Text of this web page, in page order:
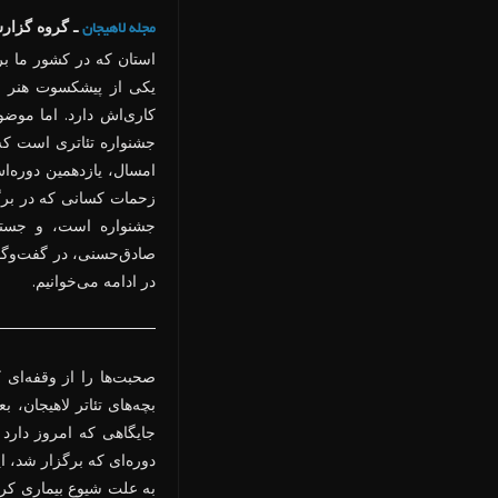
مجله لاهیجان ـ گروه
استان که در کشور ما
یکی از پیشکسوت هنر
کاری‌اش دارد. اما
جشنواره تئاتری است
امسال، یازدهمین
زحمات کسانی که در
جشنواره است، و
صادق‌حسنی، در
در ادامه می‌خوانیم.
صحبت‌ها را از
بچه‌های تئاتر
جایگاهی که امروز
دوره‌ای که برگزار
به علت شیوع بیماری